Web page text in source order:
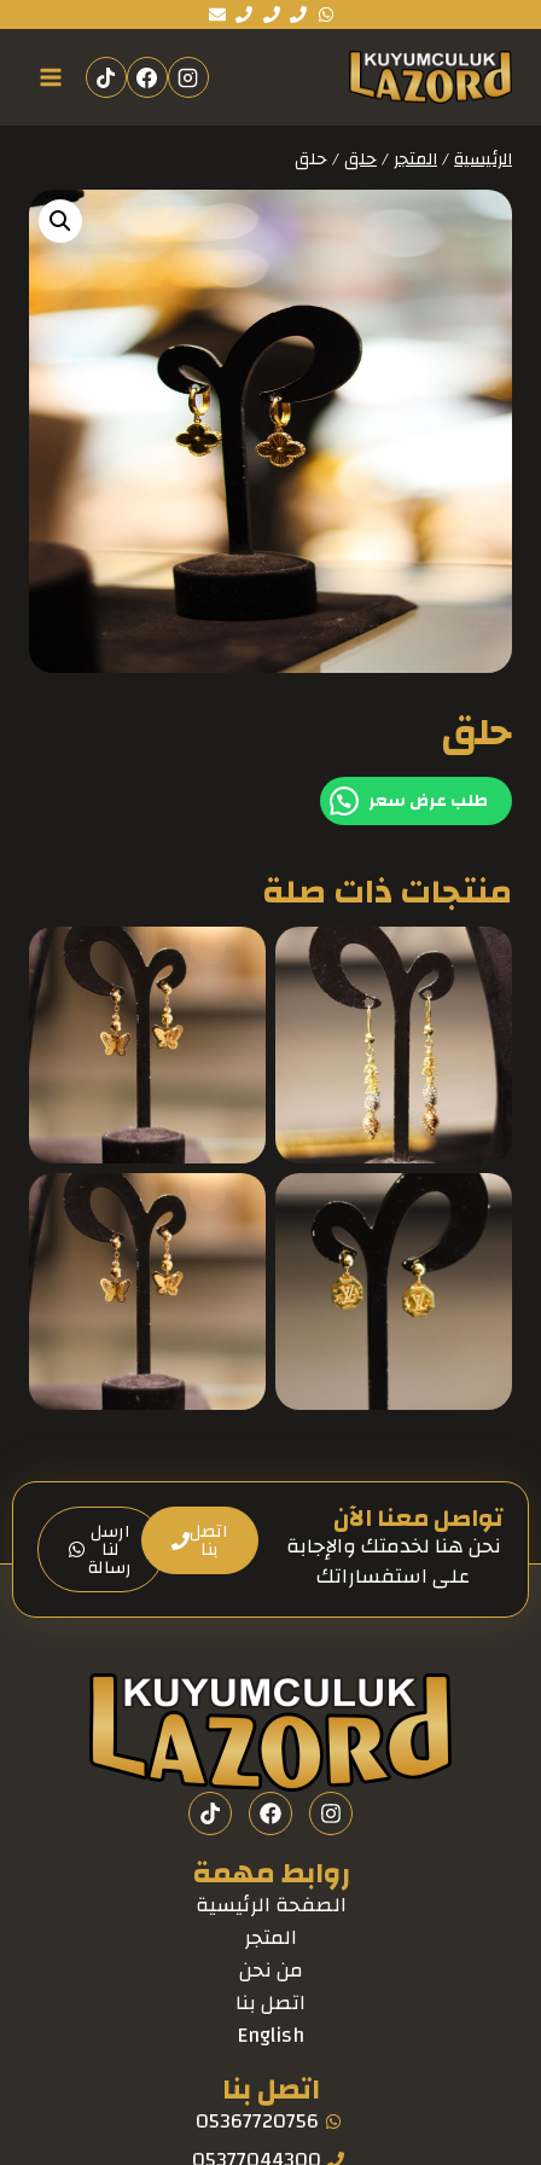
الرئيسية/المتجر/حلق/حلق
حلق
طلب عرض سعر
منتجات ذات صلة
تواصل معنا الآن
نحن هنا لخدمتك والإجابة
على استفساراتك
اتصل
بنا
ارسل
لنا
رسالة
روابط مهمة
الصفحة الرئيسية
المتجر
من نحن
اتصل بنا
English
اتصل بنا
05367720756